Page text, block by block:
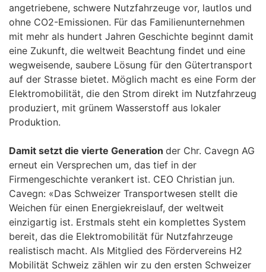
angetriebene, schwere Nutzfahrzeuge vor, lautlos und
ohne CO2-Emissionen. Für das Familienunternehmen
mit mehr als hundert Jahren Geschichte beginnt damit
eine Zukunft, die weltweit Beachtung findet und eine
wegweisende, saubere Lösung für den Gütertransport
auf der Strasse bietet. Möglich macht es eine Form der
Elektromobilität, die den Strom direkt im Nutzfahrzeug
produziert, mit grünem Wasserstoff aus lokaler
Produktion.
Damit setzt die vierte Generation der Chr. Cavegn AG
erneut ein Versprechen um, das tief in der
Firmengeschichte verankert ist. CEO Christian jun.
Cavegn: «Das Schweizer Transportwesen stellt die
Weichen für einen Energiekreislauf, der weltweit
einzigartig ist. Erstmals steht ein komplettes System
bereit, das die Elektromobilität für Nutzfahrzeuge
realistisch macht. Als Mitglied des Fördervereins H2
Mobilität Schweiz zählen wir zu den ersten Schweizer